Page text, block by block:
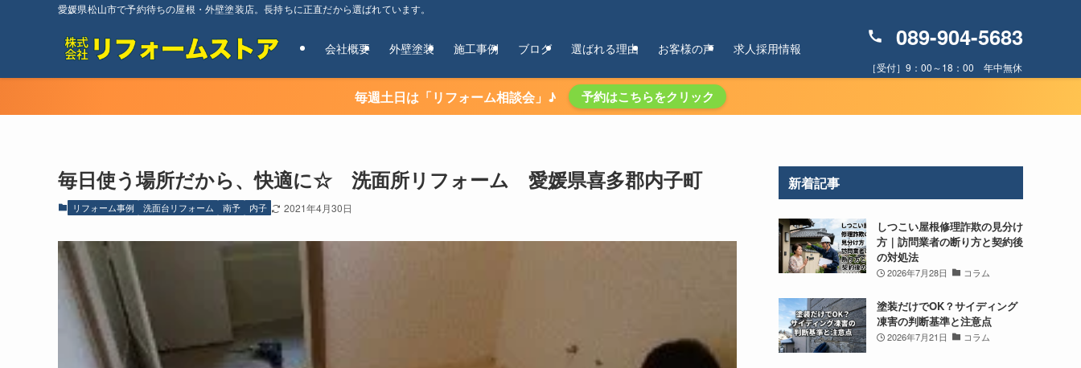
愛媛県松山市で予約待ちの屋根・外壁塗装店。長持ちに正直だから選ばれています。
会社概要 外壁塗装 施工事例 ブログ 選ばれる理由 お客様の声 求人採用情報 089-904-5683
［受付］9：00～18：00 年中無休
毎週土日は「リフォーム相談会」♪ 予約はこちらをクリック
毎日使う場所だから、快適に☆ 洗面所リフォーム 愛媛県喜多郡内子町
リフォーム事例 洗面台リフォーム 南予 内子 2021年4月30日
新着記事
しつこい屋根修理詐欺の見分け
方｜訪問業者の断り方と契約後
の対処法
2026年7月28日 コラム
塗装だけでOK？サイディング
凍害の判断基準と注意点
2026年7月21日 コラム